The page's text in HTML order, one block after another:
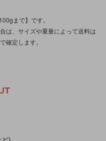
まで】です。
は、サイズや重量によって送料は
確定します。